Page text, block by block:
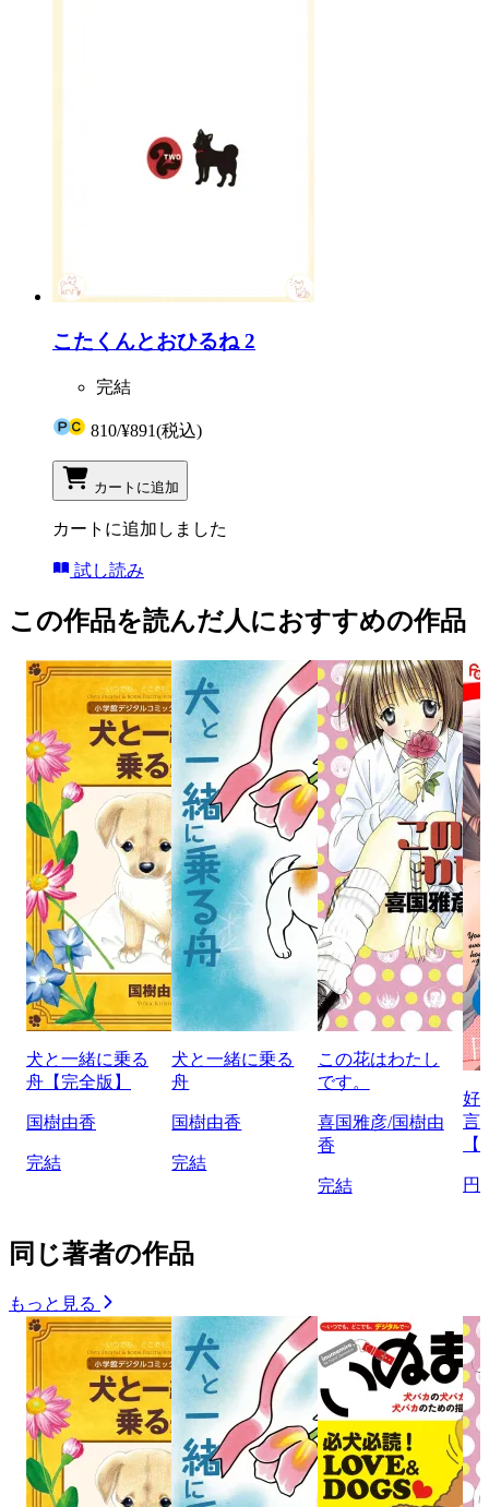
こたくんとおひるね 2
完結
810/¥891(税込)
カートに追加
カートに追加しました
試し読み
この作品を読んだ人におすすめの作品
犬と一緒に乗る
舟【完全版】
国樹由香
完結
犬と一緒に乗る
舟
国樹由香
完結
この花はわたし
です。
喜国雅彦/国樹由
香
完結
好
言
円
同じ著者の作品
もっと見る